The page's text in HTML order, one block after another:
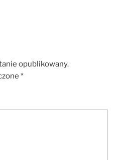
opublikowany.
*